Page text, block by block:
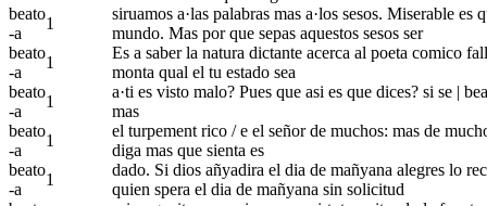
beato
-a
1
siruamos a·las palabras mas a·los sesos. Miserable
mundo. Mas por que sepas aquestos sesos ser
beato
-a
1
Es a saber la natura dictante acerca al poeta comico
monta qual el tu estado sea
beato
-a
1
a·ti es visto malo? Pues que asi es que dices? si se |
mas
beato
-a
1
el turpement rico / e el señor de muchos: mas de
diga mas que sienta es
beato
-a
1
dado. Si dios añyadira el dia de mañyana alegres lo
quien spera el dia de mañyana sin solicitud